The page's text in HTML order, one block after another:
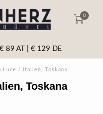
0
89 AT | € 129 DE
Luce / Italien, Toskana
Toskana